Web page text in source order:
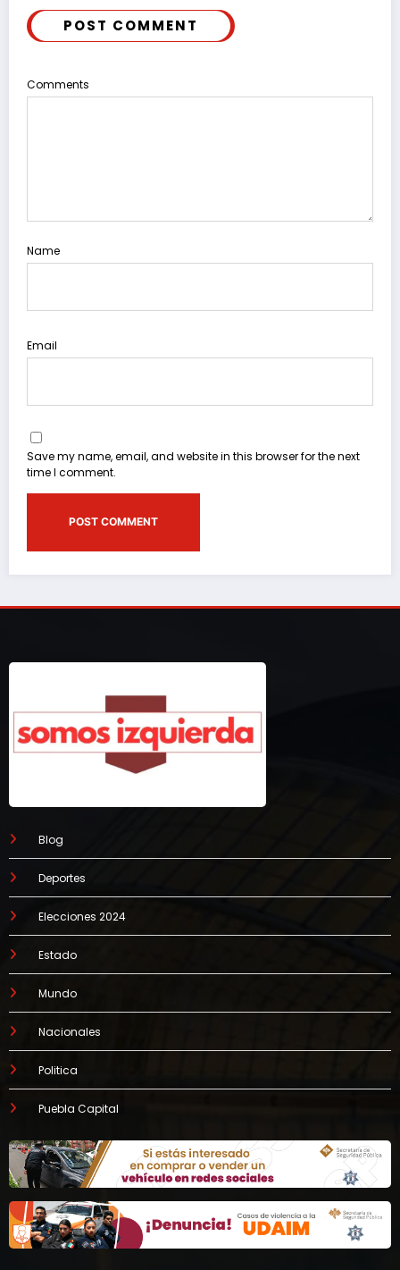
POST COMMENT
Comments
Name
Email
Save my name, email, and website in this browser for the next
time I comment.
Blog
Deportes
Elecciones 2024
Estado
Mundo
Nacionales
Politica
Puebla Capital